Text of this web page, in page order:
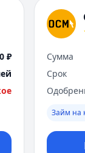
₽
Сумма
Срок
Займ на